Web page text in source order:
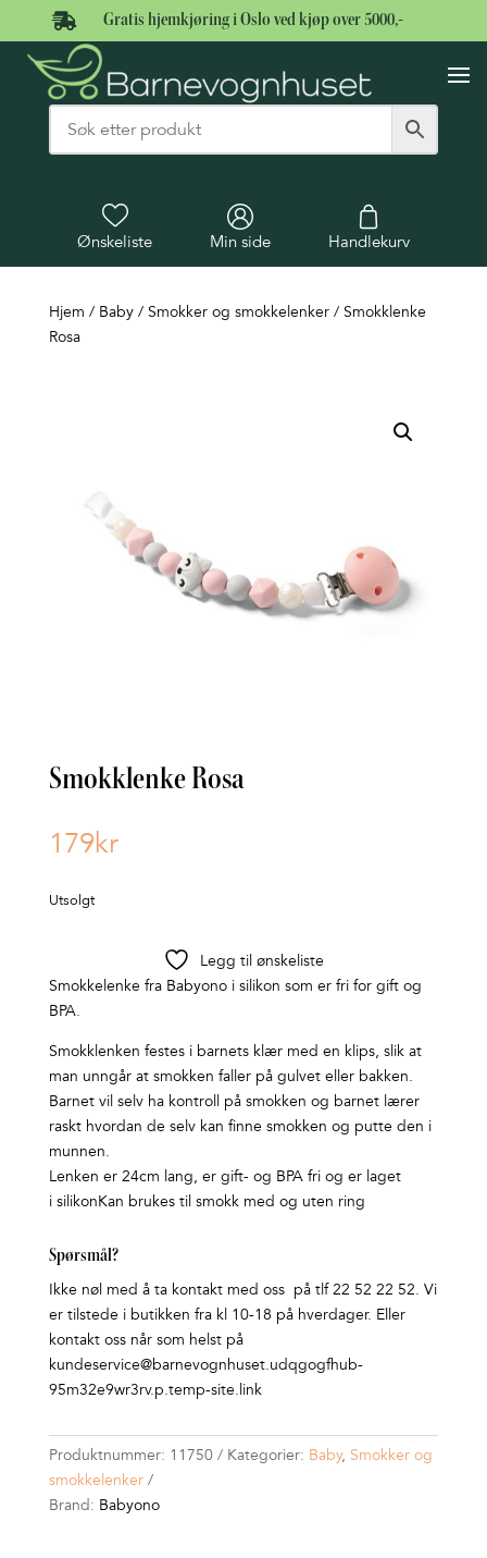
 Gratis hjemkjøring i Oslo ved kjøp over 5000,-
Ønskeliste Min side Handlekurv
Hjem / Baby/ Smokker og smokkelenker/ Smokklenke
Rosa
Smokklenke Rosa
179kr
Utsolgt
Legg til ønskeliste
Smokkelenke fra Babyono i silikon som er fri for gift og
BPA.
Smokklenken festes i barnets klær med en klips, slik at
man unngår at smokken faller på gulvet eller bakken.
Barnet vil selv ha kontroll på smokken og barnet lærer
raskt hvordan de selv kan finne smokken og putte den i
munnen.
Lenken er 24cm lang, er gift- og BPA fri og er laget
i silikonKan brukes til smokk med og uten ring
Spørsmål?
Ikke nøl med å ta kontakt med oss på tlf 22 52 22 52. Vi
er tilstede i butikken fra kl 10-18 på hverdager. Eller
kontakt oss når som helst på
kundeservice@barnevognhuset.udqgogfhub-
95m32e9wr3rv.p.temp-site.link
Produktnummer: 11750 Kategorier: Baby, Smokker og
smokkelenker
Brand: Babyono